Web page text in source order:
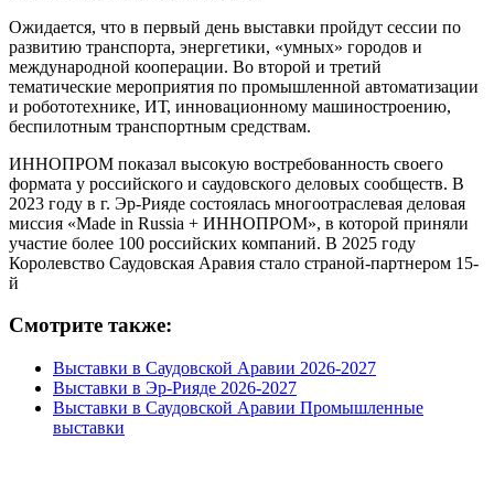
Ожидается, что в первый день выставки пройдут сессии по
развитию транспорта, энергетики, «умных» городов и
международной кооперации. Во второй и третий
тематические мероприятия по промышленной автоматизации
и робототехнике, ИТ, инновационному машиностроению,
беспилотным транспортным средствам.
ИННОПРОМ показал высокую востребованность своего
формата у российского и саудовского деловых сообществ. В
2023 году в г. Эр-Рияде состоялась многоотраслевая деловая
миссия «Made in Russia + ИННОПРОМ», в которой приняли
участие более 100 российских компаний. В 2025 году
Королевство Саудовская Аравия стало страной-партнером 15-
й
Смотрите также:
Выставки в Саудовской Аравии 2026-2027
Выставки в Эр-Рияде 2026-2027
Выставки в Саудовской Аравии Промышленные
выставки